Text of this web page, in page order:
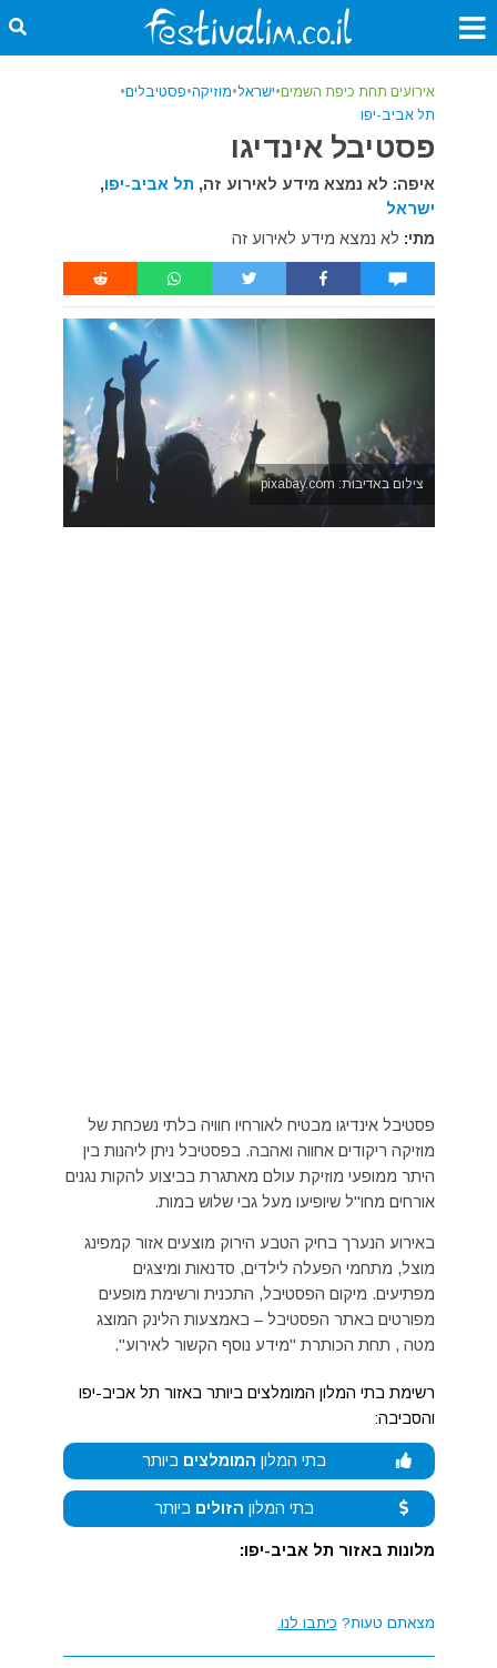
אירועים תחת כיפת השמים•ישראל•מוזיקה•פסטיבלים•
תל אביב-יפו
פסטיבל אינדיגו
איפה: לא נמצא מידע לאירוע זה, תל אביב-יפו,
ישראל
מתי: לא נמצא מידע לאירוע זה
צילום באדיבות: pixabay.com
פסטיבל אינדיגו מבטיח לאורחיו חוויה בלתי נשכחת של
מוזיקה ריקודים אחווה ואהבה. בפסטיבל ניתן ליהנות בין
היתר ממופעי מוזיקת עולם מאתגרת בביצוע להקות נגנים
אורחים מחו"ל שיופיעו מעל גבי שלוש במות.
באירוע הנערך בחיק הטבע הירוק מוצעים אזור קמפינג
מוצל, מתחמי הפעלה לילדים, סדנאות ומיצגים
מפתיעים. מיקום הפסטיבל, התכנית ורשימת מופעים
מפורטים באתר הפסטיבל – באמצעות הלינק המוצג
מטה , תחת הכותרת "מידע נוסף הקשור לאירוע".
רשימת בתי המלון המומלצים ביותר באזור תל אביב-יפו
והסביבה:
בתי המלון המומלצים ביותר
בתי המלון הזולים ביותר
מלונות באזור תל אביב-יפו:
מצאתם טעות? כיתבו לנו.